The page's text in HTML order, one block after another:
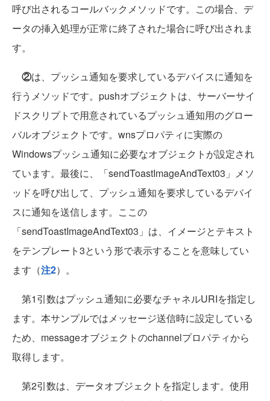
呼び出されるコールバックメソッドです。この場合、デ
ータの挿入処理が正常に終了された場合に呼び出されま
す。
②は、プッシュ通知を要求しているデバイスに通知を
行うメソッドです。pushオブジェクトは、サーバーサイ
ドスクリプトで用意されているプッシュ通知用のグロー
バルオブジェクトです。wnsプロパティに実際の
Windowsプッシュ通知に必要なオブジェクトが設定され
ています。最後に、「sendToastImageAndText03」メソ
ッドを呼び出して、プッシュ通知を要求しているデバイ
スに通知を送信します。ここの
「sendToastImageAndText03」は、イメージとテキスト
をテンプレート3という形で表示することを意味してい
ます（注2）。
第1引数はプッシュ通知に必要なチャネルURIを指定し
ます。本サンプルではメッセージ送信時に設定している
ため、messageオブジェクトのchannelプロパティから
取得します。
第2引数は、データオブジェクトを指定します。使用